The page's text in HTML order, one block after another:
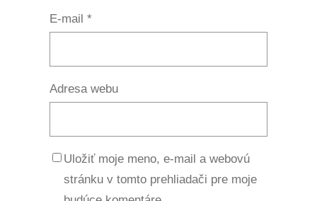
E-mail *
Adresa webu
Uložiť moje meno, e-mail a webovú
stránku v tomto prehliadači pre moje